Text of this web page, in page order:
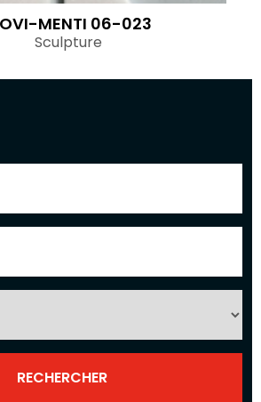
MENTI 06-023
Sculpture